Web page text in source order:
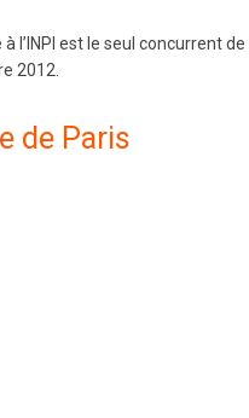
l’INPI est le seul concurrent
2012.
de Paris